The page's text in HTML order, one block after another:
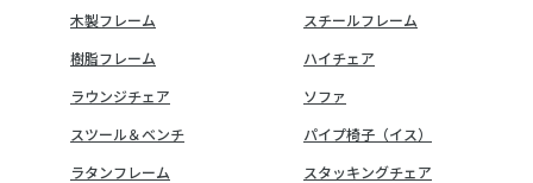
木製フレーム
スチールフレーム
樹脂フレーム
ハイチェア
ラウンジチェア
ソファ
スツール＆ベンチ
パイプ椅子（イス）
ラタンフレーム
スタッキングチェア